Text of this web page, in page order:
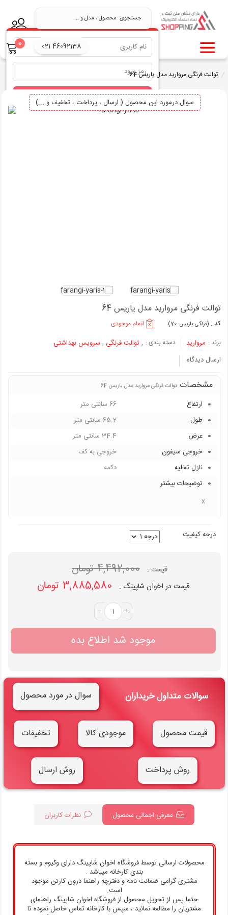
.
ورود
0 021 46092138
توالت فرنگی مروارید مدل یاریس 64
سوال درمورد این محصول ( ارسال ، پرداخت ، تخفیف و ...)
توالت فرنگی مروارید مدل یاریس 64
کد : (فرنگی یاریس_70)
اتمام موجودی
برند : مروارید دسته بندی : ,توالت فرنگی , سرویس بهداشتی
ارسال دیدگاه
مشخصات توالت فرنگی مروارید مدل یاریس 64
ارتفاع
66 سانتی متر
طول
65.2 سانتی متر
عرض
34.4 سانتی متر
خروجی سیفون
خروجی به کف
نازل تخلیه
دکمه
توضیحات بیشتر
x
درجه کیفیت
قیمت : 4,492,000 تومان
قیمت در اخوان شاپینگ : 3,885,580 تومان
– +
موجود شد اطلاع بده
سوالات متداول خریداران سوال در مورد محصول
قیمت محصول موجودی کالا تخفیفات
روش پرداخت روش ارسال
معرفی اجمالی محصول نظرات کاربران
محصولات ارسالی توسط فروشگاه اخوان شاپینگ دارای وکیوم و بسته
بندی کارخانه میباشد .
مشتری گرامی ضمانت نامه و دفترچه راهنما درون کارتن موجود
است.
حتما پس از تحویل محصول از فروشگاه اخوان شاپینگ راهنمای
مشتریان را مطالعه نمائید ، سپس با کارخانه تماس حاصل نموده تا